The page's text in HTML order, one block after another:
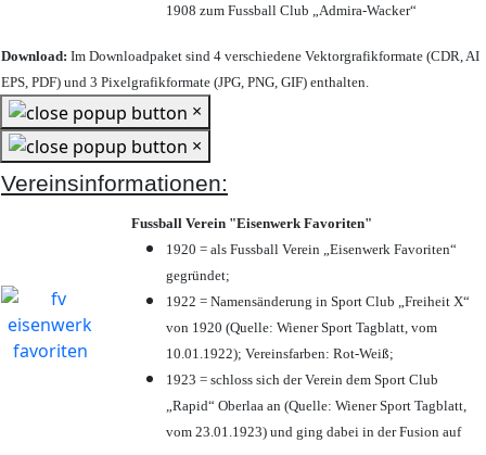
1908 zum Fussball Club „Admira-Wacker“
Download: Im Downloadpaket sind 4 verschiedene Vektorgrafikformate (CDR, AI
EPS, PDF) und 3 Pixelgrafikformate (JPG, PNG, GIF) enthalten.
×
×
Vereinsinformationen:
Fussball Verein "Eisenwerk Favoriten"
1920 = als Fussball Verein „Eisenwerk Favoriten“
gegründet;
1922 = Namensänderung in Sport Club „Freiheit X“
von 1920 (Quelle: Wiener Sport Tagblatt, vom
10.01.1922); Vereinsfarben: Rot-Weiß;
1923 = schloss sich der Verein dem Sport Club
„Rapid“ Oberlaa an (Quelle: Wiener Sport Tagblatt,
vom 23.01.1923) und ging dabei in der Fusion auf